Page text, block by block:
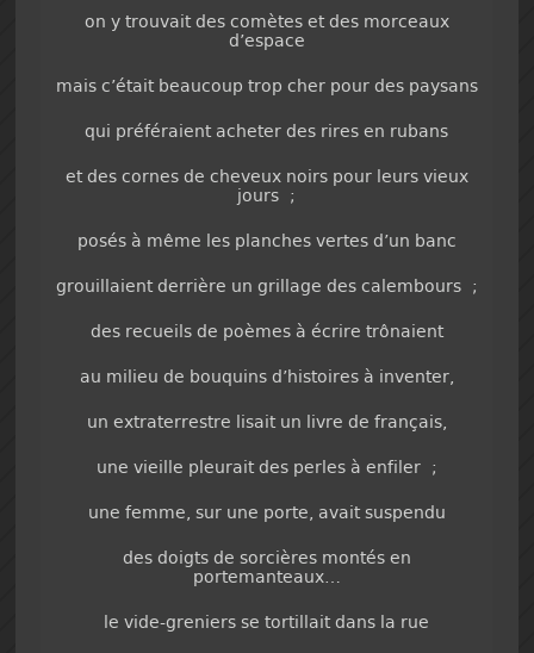
on y trouvait des comètes et des morceaux
d’espace
mais c’était beaucoup trop cher pour des paysans
qui préféraient acheter des rires en rubans
et des cornes de cheveux noirs pour leurs vieux
jours ;
posés à même les planches vertes d’un banc
grouillaient derrière un grillage des calembours ;
des recueils de poèmes à écrire trônaient
au milieu de bouquins d’histoires à inventer,
un extraterrestre lisait un livre de français,
une vieille pleurait des perles à enfiler ;
une femme, sur une porte, avait suspendu
des doigts de sorcières montés en
portemanteaux…
le vide-greniers se tortillait dans la rue